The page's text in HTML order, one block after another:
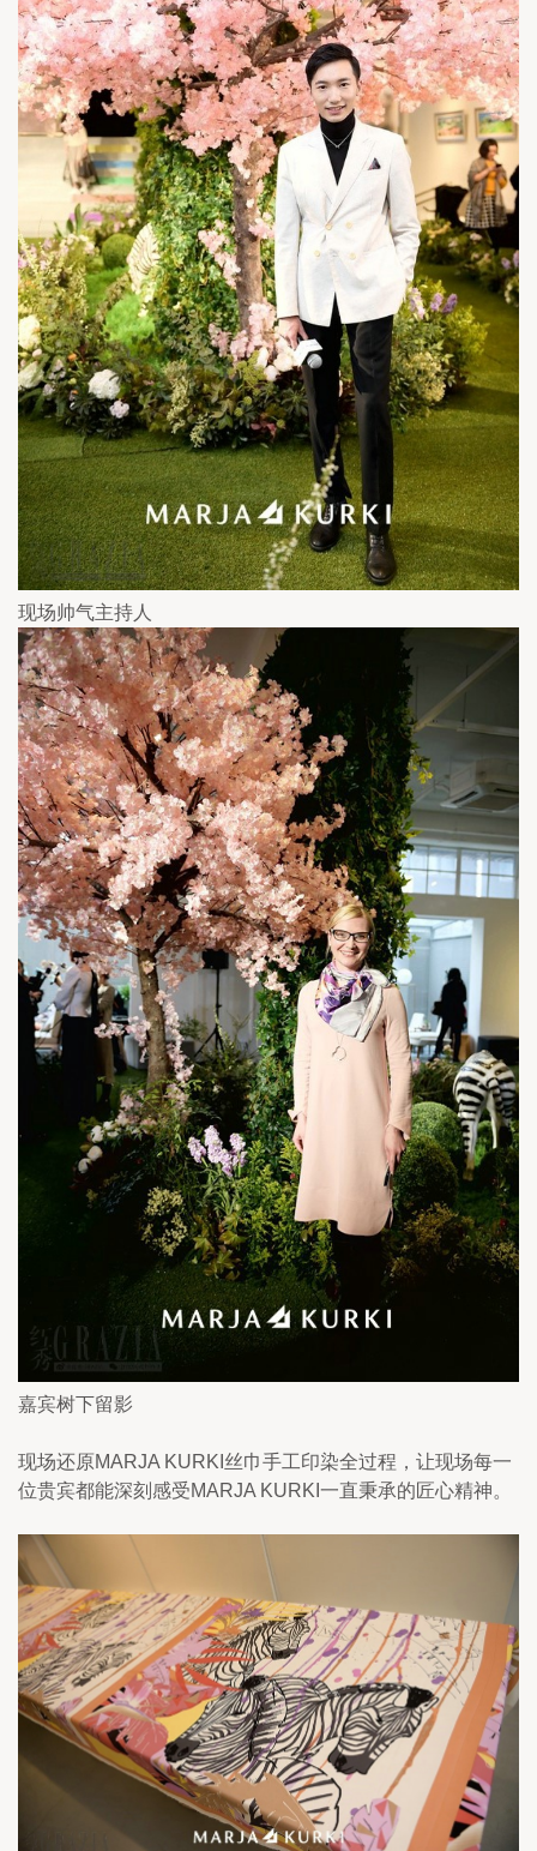
现场帅气主持人
嘉宾树下留影
现场还原MARJA KURKI丝巾手工印染全过程，让现场每一
位贵宾都能深刻感受MARJA KURKI一直秉承的匠心精神。